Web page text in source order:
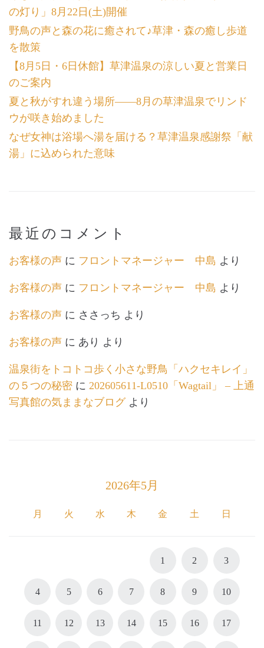
の灯り」8月22日(土)開催
野鳥の声と森の花に癒されて♪草津・森の癒し歩道
を散策
【8月5日・6日休館】草津温泉の涼しい夏と営業日
のご案内
夏と秋がすれ違う場所――8月の草津温泉でリンド
ウが咲き始めました
なぜ女神は浴場へ湯を届ける？草津温泉感謝祭「献
湯」に込められた意味
最近のコメント
お客様の声 に フロントマネージャー 中島 より
お客様の声 に フロントマネージャー 中島 より
お客様の声 に ささっち より
お客様の声 に あり より
温泉街をトコトコ歩く小さな野鳥「ハクセキレイ」
の５つの秘密 に 202605611-L0510「Wagtail」 – 上通
写真館の気ままなブログより
2026年5月
月 火 水 木 金 土 日
1 2 3
4 5 6 7 8 9 10
11 12 13 14 15 16 17